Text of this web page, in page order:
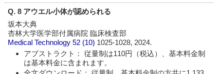
Q. 8 アウエル小体が認められる
坂本大典
杏林大学医学部付属病院 臨床検査部
Medical Technology 52 (10) 1025-1028, 2024.
アブストラクト： 従量制は110円（税込）、基本料金制
は基本料金に含まれます。